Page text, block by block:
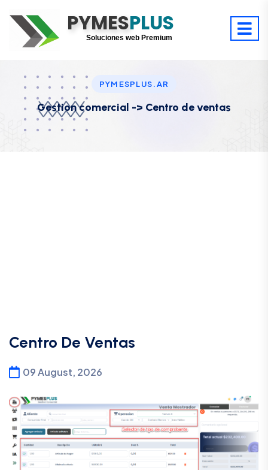
PYMESPLUS
Digitaliza tu éxito
Soluciones web Premium
PYMESPLUS.AR
Gestion comercial -> Centro de ventas
Centro De Ventas
09 August, 2026